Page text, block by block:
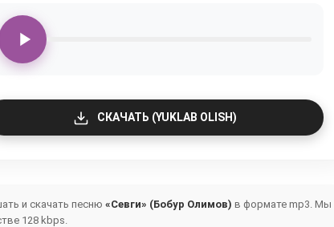
СКАЧАТЬ (YUKLAB OLISH)
и скачать песню «Севги» (Бобур Олимов) в формате mp3. Мы
128 kbps.